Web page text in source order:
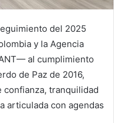
del 2025
y la Agencia
al cumplimiento
de Paz de 2016,
tranquilidad
articulada con agendas